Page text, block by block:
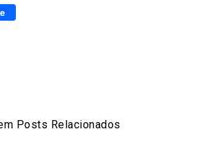
Posts Relacionados